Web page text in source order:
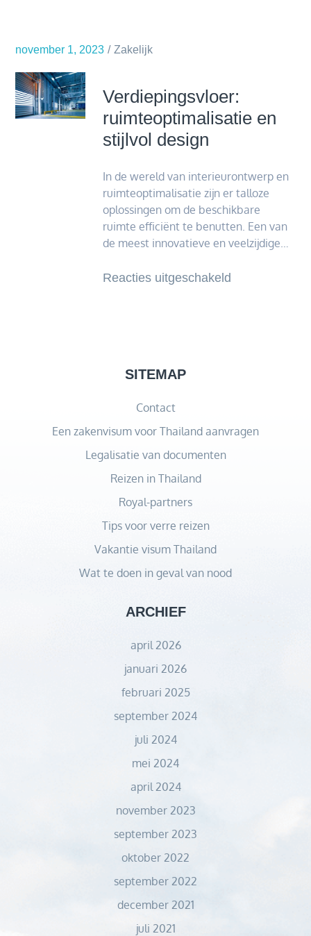
Standaard
in
november 1, 2023 Zakelijk
Verdiepingsvloer:
ruimteoptimalisatie en
stijlvol design
In de wereld van interieurontwerp en
ruimteoptimalisatie zijn er talloze
oplossingen om de beschikbare
ruimte efficiënt te benutten. Een van
de meest innovatieve en veelzijdige…
Reacties uitgeschakeld
SITEMAP
Contact
Een zakenvisum voor Thailand aanvragen
Legalisatie van documenten
Reizen in Thailand
Royal-partners
Tips voor verre reizen
Vakantie visum Thailand
Wat te doen in geval van nood
ARCHIEF
april 2026
januari 2026
februari 2025
september 2024
juli 2024
mei 2024
april 2024
november 2023
september 2023
oktober 2022
september 2022
december 2021
juli 2021